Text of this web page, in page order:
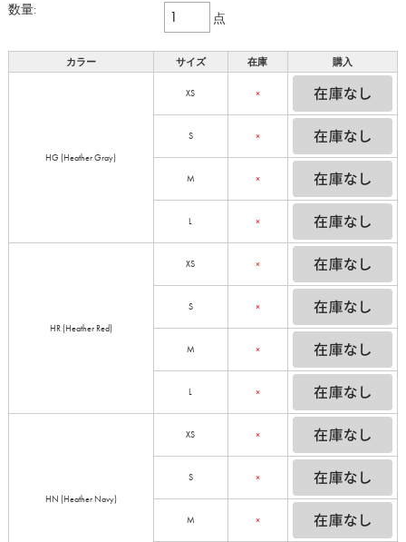
数量:
点
カラー サイズ 在庫 購入
HG (Heather Gray)
XS ×
S ×
M ×
L ×
HR (Heather Red)
XS ×
S ×
M ×
L ×
HN (Heather Navy)
XS ×
S ×
M ×